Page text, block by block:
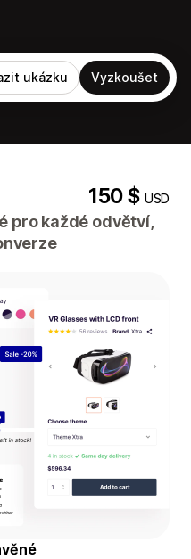
ukázku Vyzkoušet
150 $USD
pro každé odvětví,